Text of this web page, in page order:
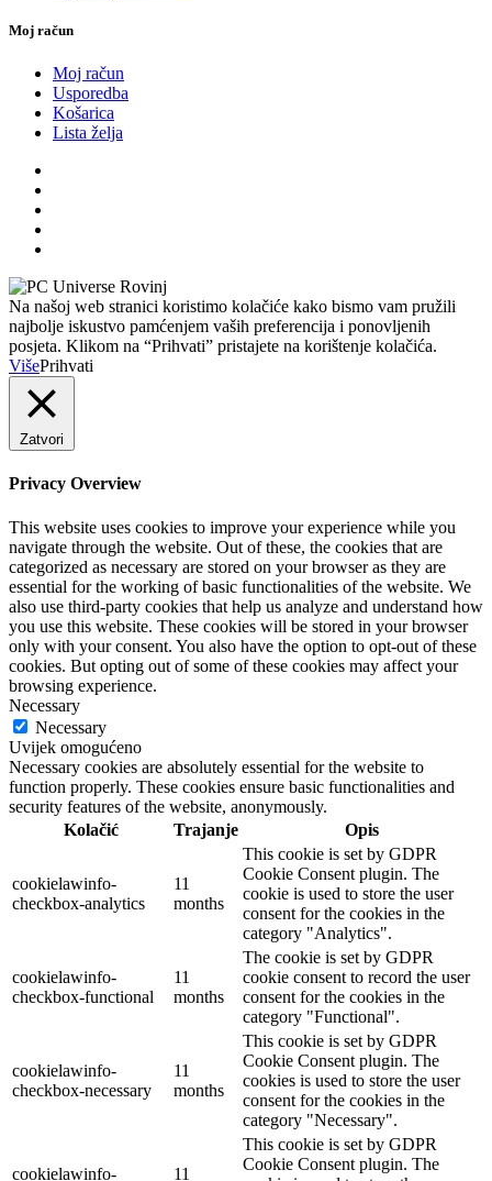
Moj račun
Moj račun
Usporedba
Košarica
Lista želja
Na našoj web stranici koristimo kolačiće kako bismo vam pružili
najbolje iskustvo pamćenjem vaših preferencija i ponovljenih
posjeta. Klikom na “Prihvati” pristajete na korištenje kolačića.
VišePrihvati
Zatvori
Privacy Overview
This website uses cookies to improve your experience while you
navigate through the website. Out of these, the cookies that are
categorized as necessary are stored on your browser as they are
essential for the working of basic functionalities of the website. We
also use third-party cookies that help us analyze and understand how
you use this website. These cookies will be stored in your browser
only with your consent. You also have the option to opt-out of these
cookies. But opting out of some of these cookies may affect your
browsing experience.
Necessary
Necessary
Uvijek omogućeno
Necessary cookies are absolutely essential for the website to
function properly. These cookies ensure basic functionalities and
security features of the website, anonymously.
Kolačić
Trajanje Opis
cookielawinfo-
checkbox-analytics
11
months
This cookie is set by GDPR
Cookie Consent plugin. The
cookie is used to store the user
consent for the cookies in the
category "Analytics".
cookielawinfo-
checkbox-functional
11
months
The cookie is set by GDPR
cookie consent to record the user
consent for the cookies in the
category "Functional".
cookielawinfo-
checkbox-necessary
11
months
This cookie is set by GDPR
Cookie Consent plugin. The
cookies is used to store the user
consent for the cookies in the
category "Necessary".
cookielawinfo- 11
This cookie is set by GDPR
Cookie Consent plugin. The